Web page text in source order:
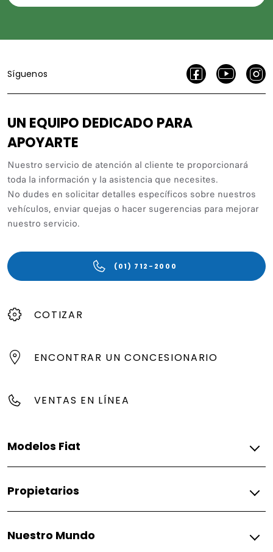
Síguenos
UN EQUIPO DEDICADO PARA
APOYARTE
Nuestro servicio de atención al cliente te proporcionará
toda la información y la asistencia que necesites.
No dudes en solicitar detalles específicos sobre nuestros
vehículos, enviar quejas o hacer sugerencias para mejorar
nuestro servicio.
(01) 712-2000
COTIZAR
ENCONTRAR UN CONCESIONARIO
VENTAS EN LÍNEA
Modelos Fiat
Fastback
Comercial
Propietarios
Propietarios
Nuestro Mundo